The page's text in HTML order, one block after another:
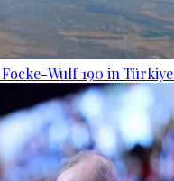
Wulf 190 in